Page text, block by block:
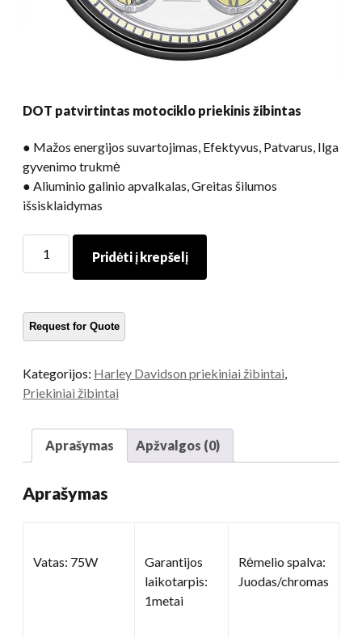
DOT patvirtintas motociklo priekinis žibintas
● Mažos energijos suvartojimas, Efektyvus, Patvarus, Ilga
gyvenimo trukmė
● Aliuminio galinio apvalkalas, Greitas šilumos
išsisklaidymas
patvirtintas
motociklo
žibintas
kiekis
Pridėti į krepšelį
Kategorijos: Harley Davidson priekiniai žibintai
Priekiniai žibintai
Aprašymas Apžvalgos (0)
Aprašymas
Vatas: 75W
Garantijos
laikotarpis:
1metai
Rėmelio spalva:
Juodas/chromas